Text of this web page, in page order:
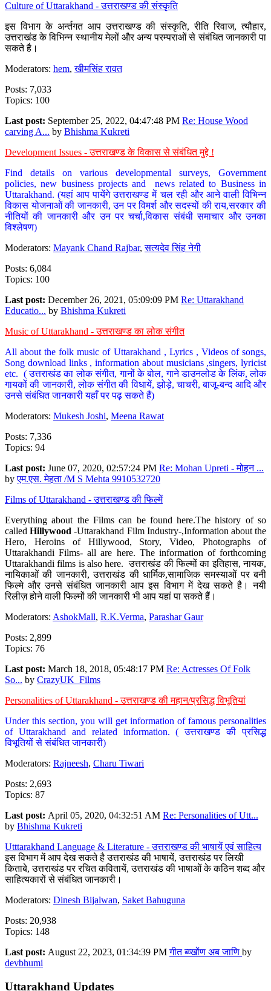
Culture of Uttarakhand - उत्तराखण्ड की संस्कृति
इस विभाग के अर्न्तगत आप उत्तराखण्ड की संस्कृति, रीति रिवाज, त्यौहार,
उत्तराखंड के विभिन्न स्थानीय मेलों और अन्य परम्पराओं से संबंधित जानकारी पा
सकते है।
Moderators: hem,खीमसिंह रावत
Posts: 7,033
Topics: 100
Last post: September 25, 2022, 04:47:48 PM Re: House Wood
carving A... by Bhishma Kukreti
Development Issues - उत्तराखण्ड के विकास से संबंधित मुद्दे !
Find details on various developmental surveys, Government
policies, new business projects and news related to Business in
Uttarakhand. (यहां आप पायेंगे उत्तराखण्ड में चल रही और आने वाली विभिन्न
विकास योजनाओं की जानकारी, उन पर विमर्श और सदस्यों की राय,सरकार की
नीतियों की जानकारी और उन पर चर्चा,विकास संबंधी समाचार और उनका
विश्लेषण)
Moderators: Mayank Chand Rajbar,सत्यदेव सिंह नेगी
Posts: 6,084
Topics: 100
Last post: December 26, 2021, 05:09:09 PM Re: Uttarakhand
Educatio... by Bhishma Kukreti
Music of Uttarakhand - उत्तराखण्ड का लोक संगीत
All about the folk music of Uttarakhand , Lyrics , Videos of songs,
Song download links , information about musicians ,singers, lyricist
etc. ( उत्तराखंड का लोक संगीत, गानों के बोल, गाने डाउनलोड के लिंक, लोक
गायकों की जानकारी, लोक संगीत की विधायें, झोड़े, चाचरी, बाजू-बन्द आदि और
उनसे संबंधित जानकारी यहाँ पर पढ़ सकते हैं)
Moderators: Mukesh Joshi, Meena Rawat
Posts: 7,336
Topics: 94
Last post: June 07, 2020, 02:57:24 PM Re: Mohan Upreti - मोहन ...
byएम.एस. मेहता /M S Mehta 9910532720
Films of Uttarakhand - उत्तराखण्ड की फिल्में
Everything about the Films can be found here.The history of so
calledHillywood-Uttarakhand Film Industry-,Information about the
Hero, Heroins of Hillywood, Story, Video, Photographs of
Uttarakhandi Films- all are here. The information of forthcoming
Uttarakhandi films is also here. उत्तराखंड की फिल्मों का इतिहास, नायक,
नायिकाओं की जानकारी, उत्तराखंड की धार्मिक,सामाजिक समस्याओं पर बनी
फिल्मे और उनसे संबंधित जानकारी आप इस विभाग में देख सकते है। नयी
रिलीज़ होने वाली फिल्मों की जानकारी भी आप यहां पा सकते हैं।
Moderators: AshokMall, R.K.Verma, Parashar Gaur
Posts: 2,899
Topics: 76
Last post: March 18, 2018, 05:48:17 PM Re: Actresses Of Folk
So... by CrazyUK_Films
Personalities of Uttarakhand - उत्तराखण्ड की महान/प्रसिद्ध विभूतियां
Under this section, you will get information of famous personalities
of Uttarakhand and related information. ( उत्तराखण्ड की प्रसिद्ध
विभूतियों से संबंधित जानकारी)
Moderators: Rajneesh, Charu Tiwari
Posts: 2,693
Topics: 87
Last post: April 05, 2020, 04:32:51 AM Re: Personalities of Utt...
by Bhishma Kukreti
Utttarakhand Language & Literature - उत्तराखण्ड की भाषायें एवं साहित्य
इस विभाग में आप देख सकते है उत्तराखंड की भाषायें, उत्तराखंड पर लिखी
किताबे, उत्तराखंड पर रचित कवितायें, उत्तराखंड की भाषाओं के कठिन शब्द और
साहित्यकारों से संबंधित जानकारी।
Moderators: Dinesh Bijalwan, Saket Bahuguna
Posts: 20,938
Topics: 148
Last post: August 22, 2023, 01:34:39 PMगीत ब्य्खोंण अब जाणि by
devbhumi
Uttarakhand Updates